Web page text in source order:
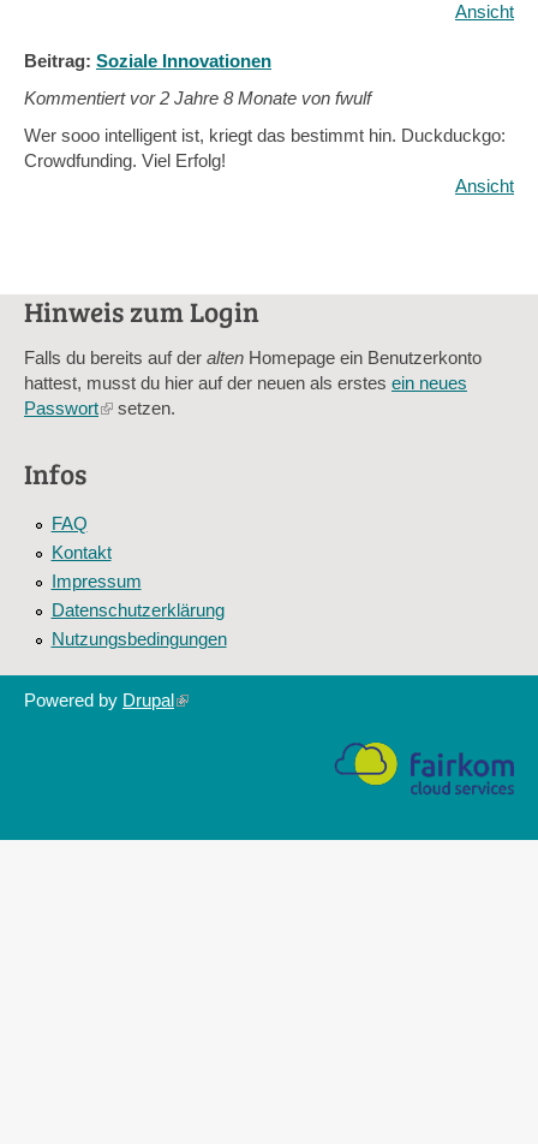
Ansicht
Beitrag: Soziale Innovationen
Kommentiert vor2 Jahre 8 Monate von fwulf
Wer sooo intelligent ist, kriegt das bestimmt hin. Duckduckgo:
Crowdfunding. Viel Erfolg!
Ansicht
Hinweis zum Login
Falls du bereits auf der alten Homepage ein Benutzerkonto
hattest, musst du hier auf der neuen als erstes ein neues
Passwort(linksetzen.
Infos
FAQ
Kontakt
Impressum
Datenschutzerklärung
Nutzungsbedingungen
Powered by Drupal(link